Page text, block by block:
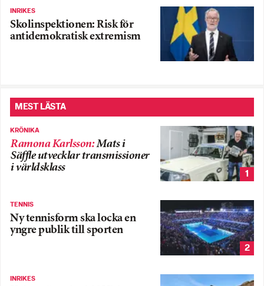
INRIKES
Skolinspektionen: Risk för
antidemokratisk extremism
MEST LÄSTA
KRÖNIKA
Ramona Karlsson:Mats i
Säffle utvecklar transmissioner
i världsklass
1
TENNIS
Ny tennisform ska locka en
yngre publik till sporten
2
INRIKES